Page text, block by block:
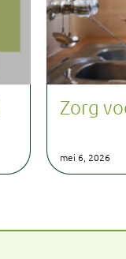
Zorg
mei 6, 2026